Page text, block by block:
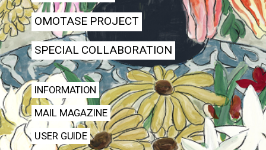
OMOTASE PROJECT
SPECIAL COLLABORATION
INFORMATION
MAIL MAGAZINE
USER GUIDE